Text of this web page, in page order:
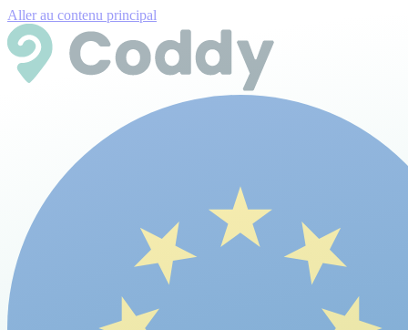
Aller au contenu principal